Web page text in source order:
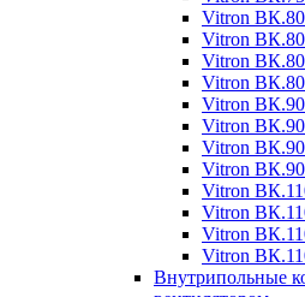
Vitron
Vitron
Vitron
Vitron
Vitron
Vitron
Vitron
Vitron
Vitron
Vitron
Vitron
Vitron
Внутрипольные